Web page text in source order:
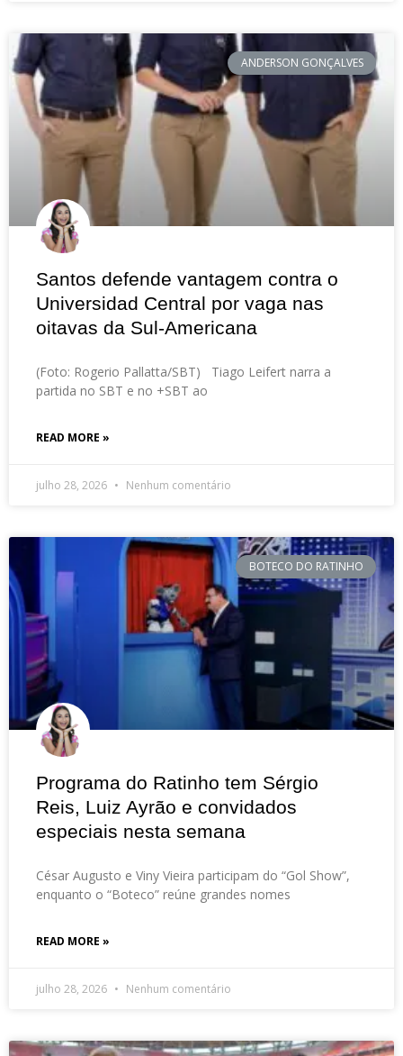
ANDERSON GONÇALVES
Santos defende vantagem contra o
Universidad Central por vaga nas
oitavas da Sul-Americana
(Foto: Rogerio Pallatta/SBT) Tiago Leifert narra a
partida no SBT e no +SBT ao
READ MORE »
julho 28, 2026 Nenhum comentário
BOTECO DO RATINHO
Programa do Ratinho tem Sérgio
Reis, Luiz Ayrão e convidados
especiais nesta semana
César Augusto e Viny Vieira participam do “Gol Show”,
enquanto o “Boteco” reúne grandes nomes
READ MORE »
julho 28, 2026 Nenhum comentário